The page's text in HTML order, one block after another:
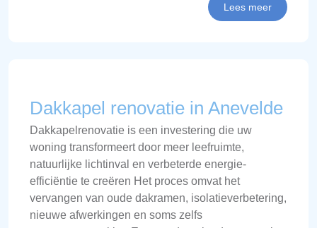
Lees meer
Dakkapel renovatie in Anevelde
Dakkapelrenovatie is een investering die uw
woning transformeert door meer leefruimte,
natuurlijke lichtinval en verbeterde energie-
efficiëntie te creëren Het proces omvat het
vervangen van oude dakramen, isolatieverbetering,
nieuwe afwerkingen en soms zelfs